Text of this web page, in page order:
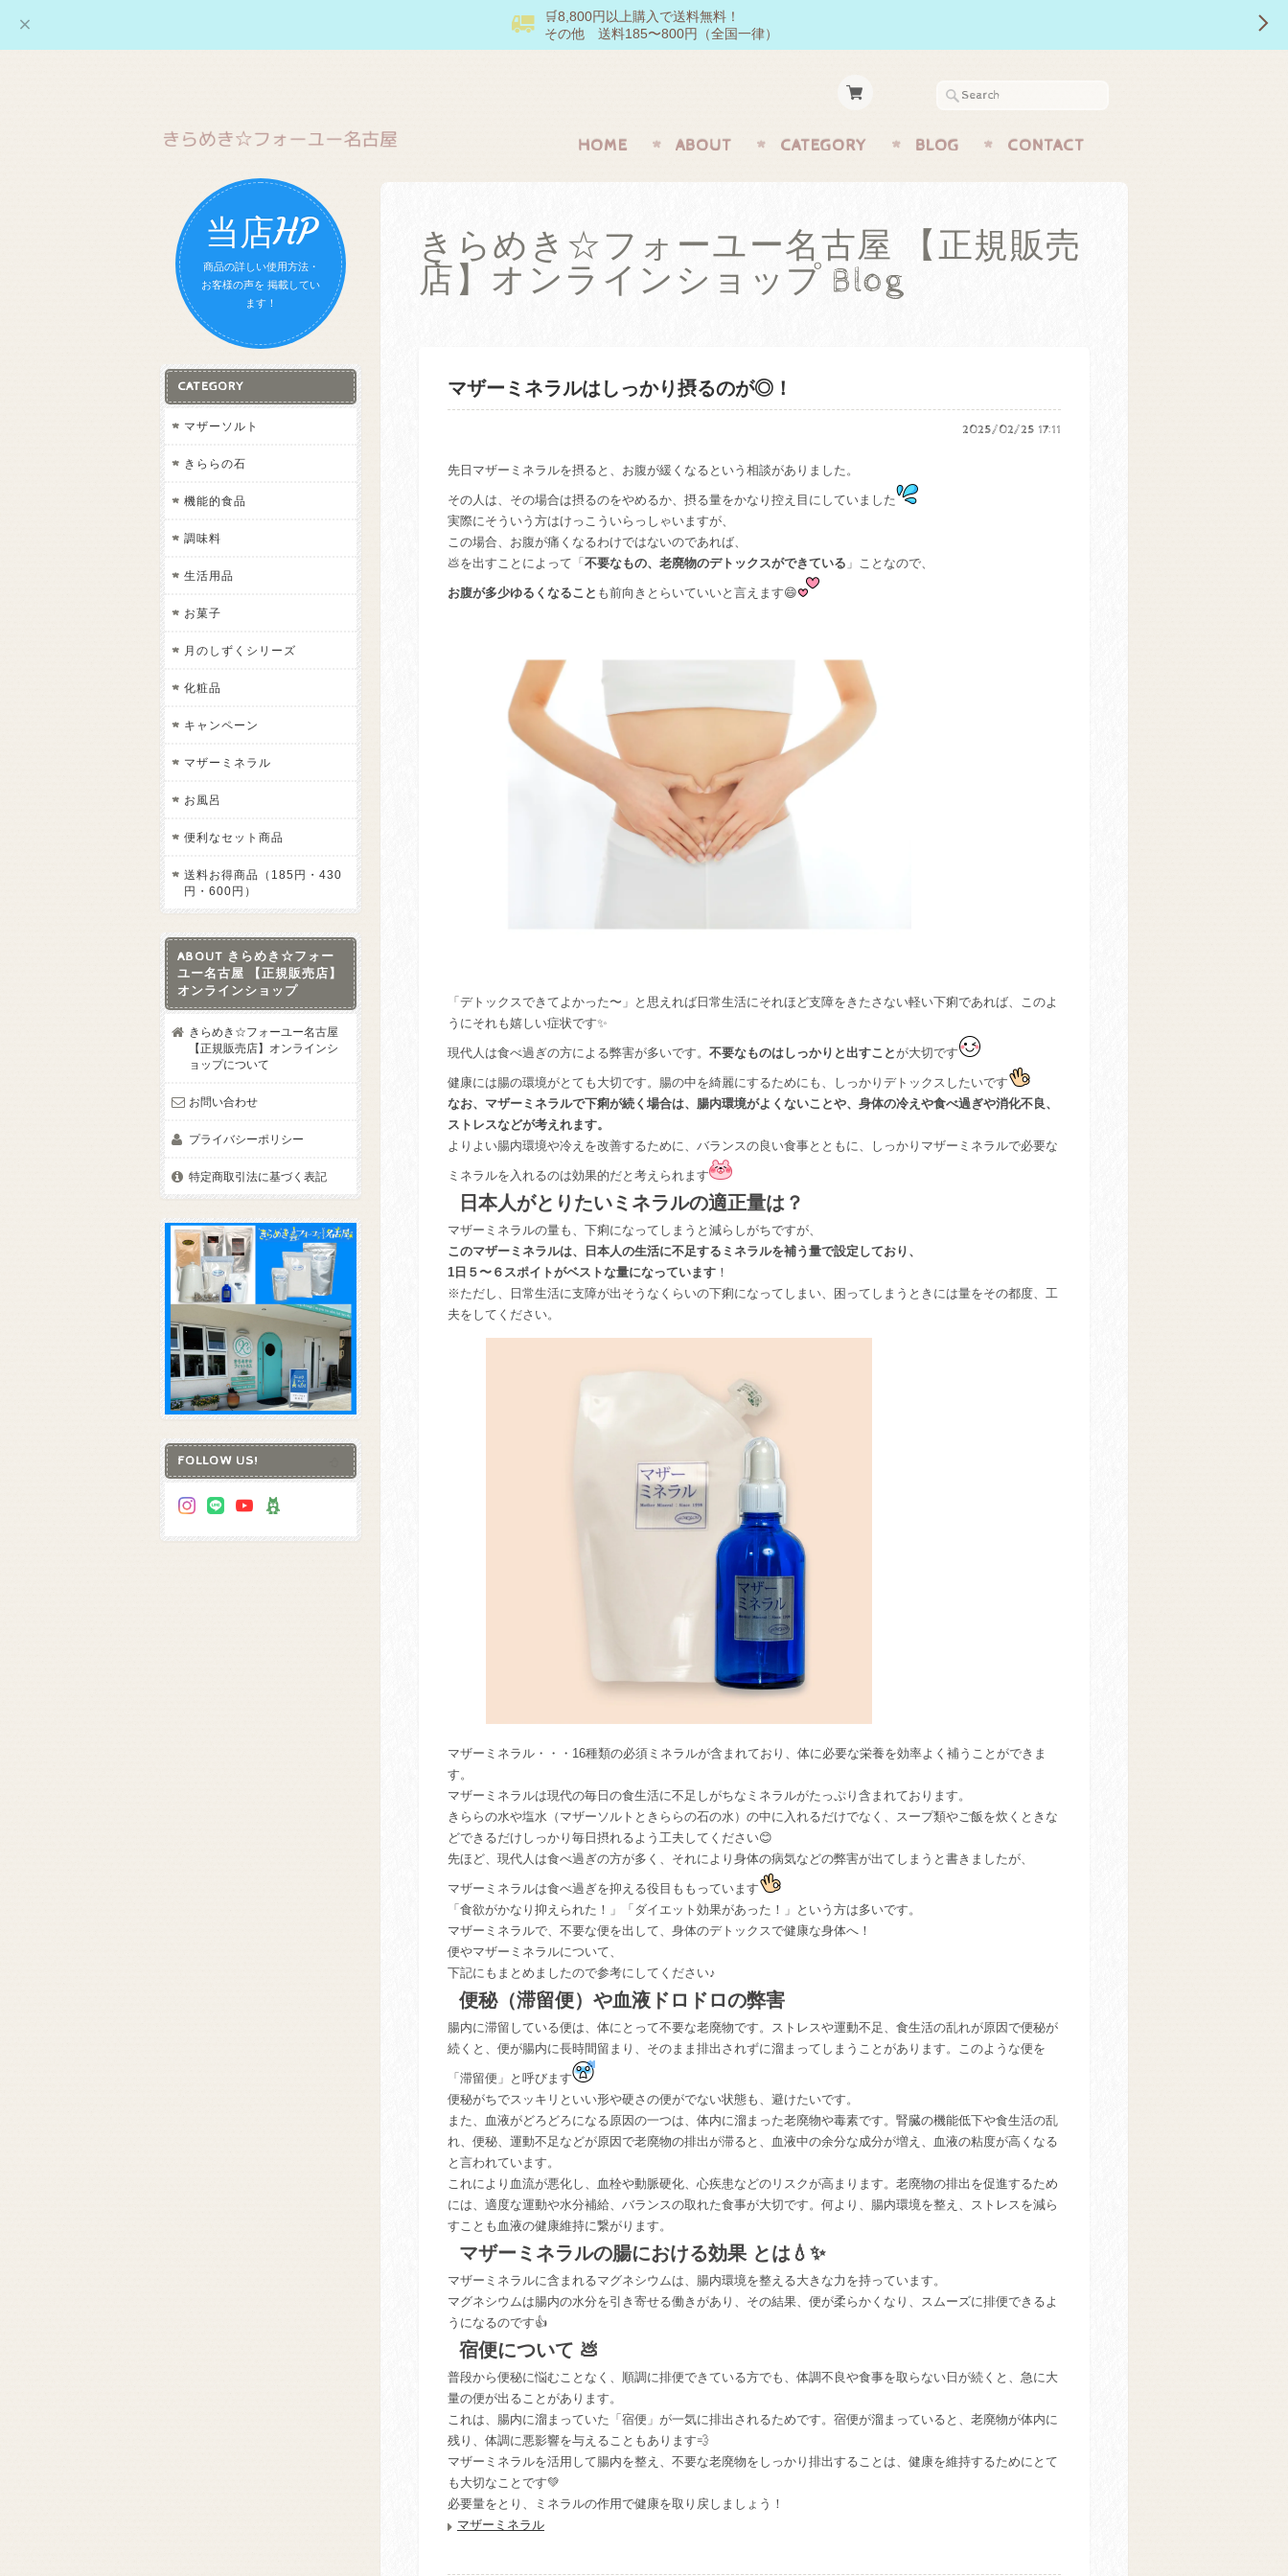
🛒8,800円以上購入で送料無料！
その他 送料185〜800円（全国一律）
HOME ABOUT CATEGORY BLOG CONTACT
きらめき☆フォーユー名古屋 【正規販売
店】オンラインショップ Blog
マザーミネラルはしっかり摂るのが◎！
2025/02/25 17:11
先日マザーミネラルを摂ると、お腹が緩くなるという相談がありました。
その人は、その場合は摂るのをやめるか、摂る量をかなり控え目にしていました
実際にそういう方はけっこういらっしゃいますが、
この場合、お腹が痛くなるわけではないのであれば、
💩を出すことによって「 不要なもの、老廃物のデトックスができている 」ことなので、
お腹が多少ゆるくなること も前向きとらいていいと言えます😄
「デトックスできてよかった〜」と思えれば日常生活にそれほど支障をきたさない軽い下痢であれば、このよ
うにそれも嬉しい症状です✨
現代人は食べ過ぎの方による弊害が多いです。 不要なものはしっかりと出すことが大切です
健康には腸の環境がとても大切です。腸の中を綺麗にするためにも、しっかりデトックスしたいです
なお、マザーミネラルで下痢が続く場合は、腸内環境がよくないことや、身体の冷えや食べ過ぎや消化不良、
ストレスなどが考えれます。
よりよい腸内環境や冷えを改善するために、バランスの良い食事とともに、しっかりマザーミネラルで必要な
ミネラルを入れるのは効果的だと考えられます
日本人がとりたいミネラルの適正量は？
マザーミネラルの量も、下痢になってしまうと減らしがちですが、
このマザーミネラルは、日本人の生活に不足するミネラルを補う量で設定しており、
1日５〜６スポイトがベストな量になっています ！
※ただし、日常生活に支障が出そうなくらいの下痢になってしまい、困ってしまうときには量をその都度、工
夫をしてください。
マザーミネラル・・・16種類の必須ミネラルが含まれており、体に必要な栄養を効率よく補うことができま
す。
マザーミネラルは現代の毎日の食生活に不足しがちなミネラルがたっぷり含まれております。
きららの水や塩水（マザーソルトときららの石の水）の中に入れるだけでなく、スープ類やご飯を炊くときな
どできるだけしっかり毎日摂れるよう工夫してください😊
先ほど、現代人は食べ過ぎの方が多く、それにより身体の病気などの弊害が出てしまうと書きましたが、
マザーミネラルは食べ過ぎを抑える役目ももっています
「食欲がかなり抑えられた！」「ダイエット効果があった！」という方は多いです。
マザーミネラルで、不要な便を出して、身体のデトックスで健康な身体へ！
便やマザーミネラルについて、
下記にもまとめましたので参考にしてください♪
便秘（滞留便）や血液ドロドロの弊害
腸内に滞留している便は、体にとって不要な老廃物です。ストレスや運動不足、食生活の乱れが原因で便秘が
続くと、便が腸内に長時間留まり、そのまま排出されずに溜まってしまうことがあります。このような便を
「滞留便」と呼びます
便秘がちでスッキリといい形や硬さの便がでない状態も、避けたいです。
また、血液がどろどろになる原因の一つは、体内に溜まった老廃物や毒素です。腎臓の機能低下や食生活の乱
れ、便秘、運動不足などが原因で老廃物の排出が滞ると、血液中の余分な成分が増え、血液の粘度が高くなる
と言われています。
これにより血流が悪化し、血栓や動脈硬化、心疾患などのリスクが高まります。老廃物の排出を促進するため
には、適度な運動や水分補給、バランスの取れた食事が大切です。何より、腸内環境を整え、ストレスを減ら
すことも血液の健康維持に繋がります。
マザーミネラルの腸における効果 とは💧✨
マザーミネラルに含まれるマグネシウムは、腸内環境を整える大きな力を持っています。
マグネシウムは腸内の水分を引き寄せる働きがあり、その結果、便が柔らかくなり、スムーズに排便できるよ
うになるのです👍
宿便について 💩
普段から便秘に悩むことなく、順調に排便できている方でも、体調不良や食事を取らない日が続くと、急に大
量の便が出ることがあります。
これは、腸内に溜まっていた「宿便」が一気に排出されるためです。宿便が溜まっていると、老廃物が体内に
残り、体調に悪影響を与えることもあります💨
マザーミネラルを活用して腸内を整え、不要な老廃物をしっかり排出することは、健康を維持するためにとて
も大切なことです💚
必要量をとり、ミネラルの作用で健康を取り戻しましょう！
マザーミネラル
当店HP
商品の詳しい使用方法・
お客様の声を 掲載してい
ます！
CATEGORY
マザーソルト
きららの石
機能的食品
調味料
生活用品
お菓子
月のしずくシリーズ
化粧品
キャンペーン
マザーミネラル
お風呂
便利なセット商品
送料お得商品（185円・430
円・600円）
ABOUT きらめき☆フォー
ユー名古屋 【正規販売店】
オンラインショップ
きらめき☆フォーユー名古屋
【正規販売店】オンラインシ
ョップについて
お問い合わせ
プライバシーポリシー
特定商取引法に基づく表記
FOLLOW US!